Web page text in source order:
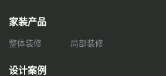
家装产品
整体装修 局部装修
设计案例